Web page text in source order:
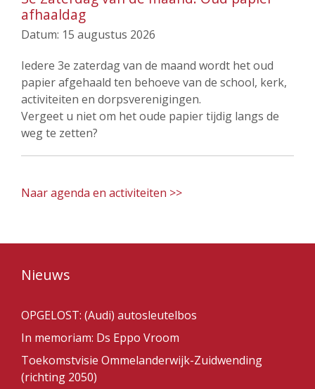
afhaaldag
Datum: 15 augustus 2026
Iedere 3e zaterdag van de maand wordt het oud
papier afgehaald ten behoeve van de school, kerk,
activiteiten en dorpsverenigingen.
Vergeet u niet om het oude papier tijdig langs de
weg te zetten?
Naar agenda en activiteiten >>
Nieuws
OPGELOST: (Audi) autosleutelbos
In memoriam: Ds Eppo Vroom
Toekomstvisie Ommelanderwijk-Zuidwending
(richting 2050)